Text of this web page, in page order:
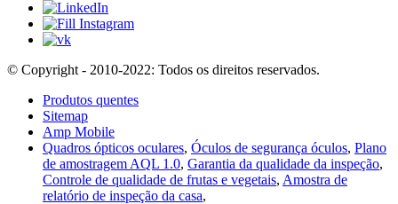
© Copyright - 2010-2022: Todos os direitos reservados.
Produtos quentes
Sitemap
Amp Mobile
Quadros ópticos oculares, Óculos de segurança óculos, Plano
de amostragem AQL 1.0, Garantia da qualidade da inspeção,
Controle de qualidade de frutas e vegetais, Amostra de
relatório de inspeção da casa,